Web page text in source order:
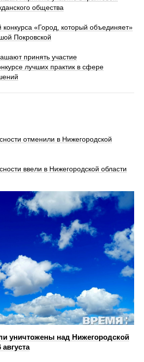
общества
«Город, который объединяет»
Покровской
принять участие
лучших практик в сфере
отменили в Нижегородской
ввели в Нижегородской области
уничтожены над Нижегородской